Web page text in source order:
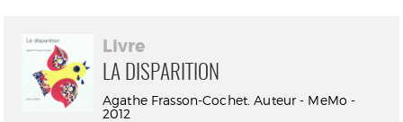
Livre
LA DISPARITION
Agathe Frasson-Cochet. Auteur - MeMo -
2012